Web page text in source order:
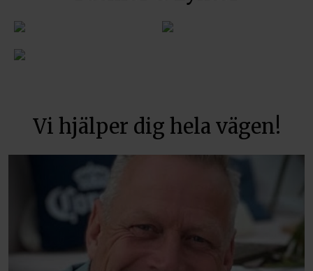
Vi hjälper dig hela vägen!